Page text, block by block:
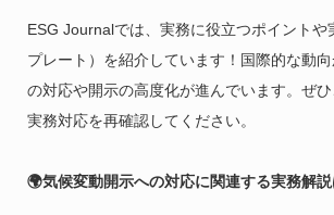
ESG Journalでは、実務に役立つポイントや
プレート）を紹介しています！国際的な動
の対応や開示の高度化が進んでいます。ぜ
実務対応を再確認してください。
🌍気候変動開示への対応に関連する実務解